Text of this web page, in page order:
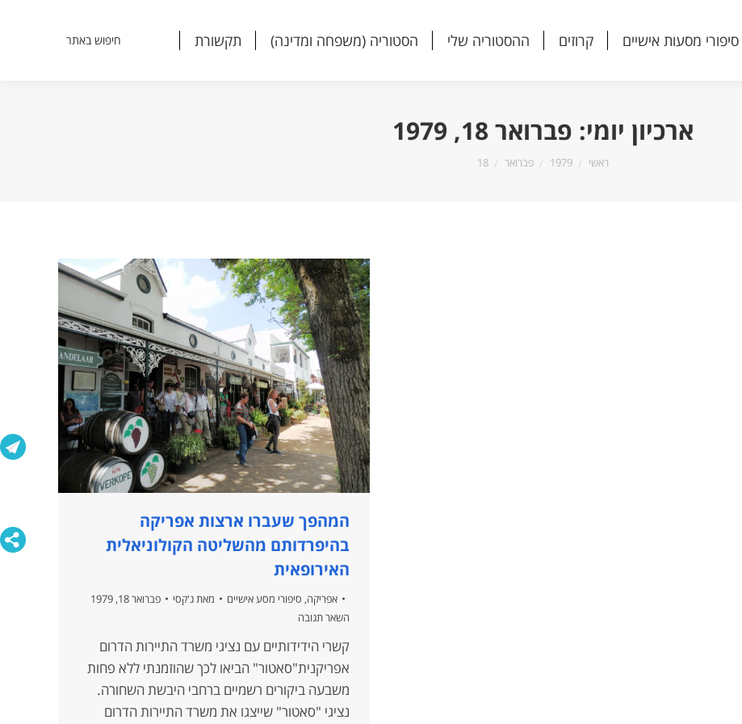
סיפורי מסעות אישיים קרוזים ההסטוריה שלי הסטוריה (משפחה ומדינה) תקשורת Search:
חיפוש באתר
ארכיון יומי: פברואר 18, 1979
הנך נמצא כאן:
ראשי 1979 פברואר 18
המהפך שעברו ארצות אפריקה
בהיפרדותם מהשליטה הקולוניאלית
האירופאית
אפריקה, סיפורי מסע אישיים מאתג'קסי
פברואר 18, 1979
השאר תגובה
קשרי הידידותיים עם נציגי משרד התיירות הדרום
אפריקנית"סאטור" הביאו לכך שהוזמנתי ללא פחות
משבעה ביקורים רשמיים ברחבי היבשת השחורה.
נציגי "סאטור" שייצגו את משרד התיירות הדרום